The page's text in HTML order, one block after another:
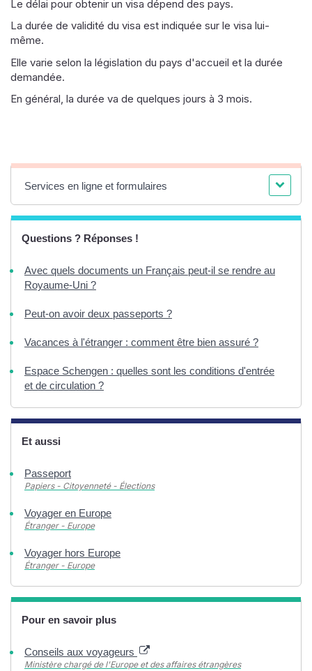
Le délai pour obtenir un visa dépend des pays.
La durée de validité du visa est indiquée sur le visa lui-
même.
Elle varie selon la législation du pays d'accueil et la durée
demandée.
En général, la durée va de quelques jours à 3 mois.
Services en ligne et formulaires
Questions ? Réponses !
Avec quels documents un Français peut-il se rendre au
Royaume-Uni ?
Peut-on avoir deux passeports ?
Vacances à l'étranger : comment être bien assuré ?
Espace Schengen : quelles sont les conditions d'entrée
et de circulation ?
Et aussi
Passeport
Papiers - Citoyenneté - Élections
Voyager en Europe
Étranger - Europe
Voyager hors Europe
Étranger - Europe
Pour en savoir plus
Conseils aux voyageurs
Ministère chargé de l'Europe et des affaires étrangères